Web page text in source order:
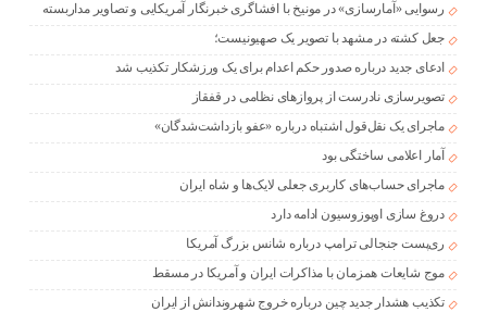
رسوایی «آمارسازی» در مونیخ با افشاگری خبرنگار آمریکایی و تصاویر مداربسته
جعل کشته در مشهد با تصویر یک صهیونیست؛
ادعای جدید درباره صدور حکم اعدام برای یک ورزشکار تکذیب شد
تصویرسازی نادرست از پروازهای نظامی در قفقاز
ماجرای یک نقل‌قول اشتباه درباره «عفو بازداشت‌شدگان»
آمار اعلامی ساختگی بود
ماجرای حساب‌های کاربری جعلی لایک‌ها و شاه ایران
دروغ سازی اوپوزوسیون ادامه دارد
ری‌پست جنجالی ترامپ درباره شانس بزرگ آمریکا
موج شایعات همزمان با مذاکرات ایران و آمریکا در مسقط
تکذیب هشدار جدید چین درباره خروج شهروندانش از ایران